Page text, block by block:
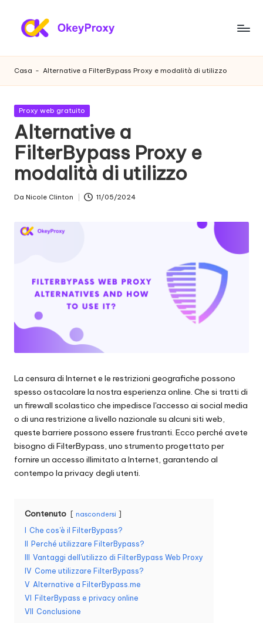
P
r
o
x
y
r
e
si
e
li
e
r
o
g
ni
e
si
e
a
proxy
HTTP(S)/SOCKS5,
su
prove
gratuite
di
proxy
tutorial
impostazioni
dei
e
Casa - Alternative a FilterBypass Proxy e modalità di utilizzo
Pubblicato
Proxy web gratuito
Alternative a
FilterBypass Proxy e
modalità di utilizzo
Da Nicole Clinton 11/05/2024
La censura di Internet e le restrizioni geografiche possono
spesso ostacolare la nostra esperienza online. Che si tratti di
un firewall scolastico che impedisce l'accesso ai social media
o di una restrizione a livello nazionale su alcuni siti web,
queste barriere possono essere frustranti. Ecco perché avete
bisogno di FilterBypass, uno strumento progettato per
fornire un accesso illimitato a Internet, garantendo al
contempo la privacy degli utenti.
Contenuto nascondersi
Che cos'è il FilterBypass?
Perché utilizzare FilterBypass?
Vantaggi dell'utilizzo di FilterBypass Web Proxy
IV Come utilizzare FilterBypass?
V Alternative a FilterBypass.me
VI
FilterBypass e privacy online
VII
Conclusione